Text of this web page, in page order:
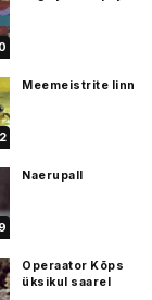
Meemeistrite linn
Naerupall
Operaator Kõps
üksikul saarel